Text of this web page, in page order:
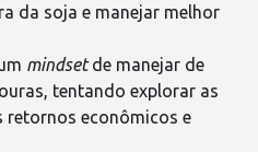
da soja e manejar melhor
mindsetde manejar de
tentando explorar as
retornos econômicos e